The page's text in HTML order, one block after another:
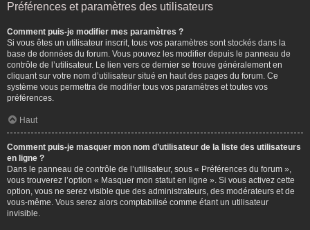
Préférences et paramètres des utilisateurs
Comment puis-je modifier mes paramètres ?
Si vous êtes un utilisateur inscrit, tous vos paramètres sont stockés dans la
base de données du forum. Vous pouvez les modifier depuis le panneau de
contrôle de l’utilisateur. Le lien vers ce dernier se trouve généralement en
cliquant sur votre nom d’utilisateur situé en haut des pages du forum. Ce
système vous permettra de modifier tous vos paramètres et toutes vos
préférences.
Haut
Comment puis-je masquer mon nom d’utilisateur de la liste des utilisateurs
en ligne ?
Dans le panneau de contrôle de l’utilisateur, sous « Préférences du forum »,
vous trouverez l’option « Masquer mon statut en ligne ». Si vous activez cette
option, vous ne serez visible que des administrateurs, des modérateurs et de
vous-même. Vous serez alors comptabilisé comme étant un utilisateur
invisible.